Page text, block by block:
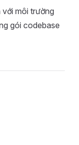
môi trường
gói codebase